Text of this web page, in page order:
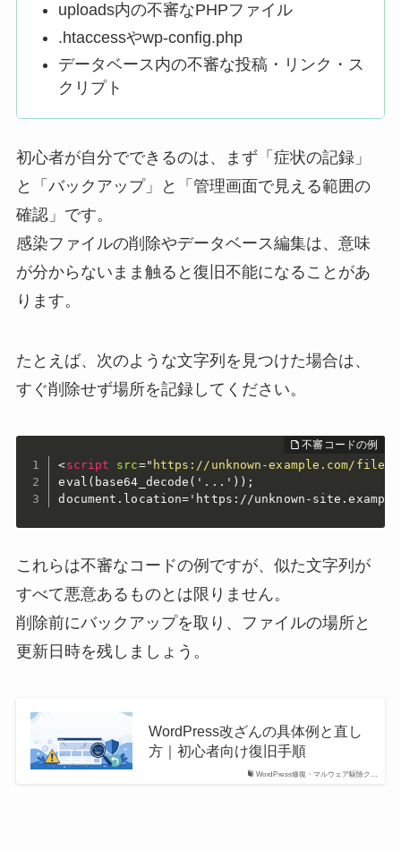
uploads内の不審なPHPファイル
.htaccessやwp-config.php
データベース内の不審な投稿・リンク・ス
クリプト
初心者が自分でできるのは、まず「症状の記録」
と「バックアップ」と「管理画面で見える範囲の
確認」です。
感染ファイルの削除やデータベース編集は、意味
が分からないまま触ると復旧不能になることがあ
ります。
たとえば、次のような文字列を見つけた場合は、
すぐ削除せず場所を記録してください。
<script src=" https://unknown-example.com/
eval(base64_decode('...'));
document.location='https://unknown-
これらは不審なコードの例ですが、似た文字列が
すべて悪意あるものとは限りません。
削除前にバックアップを取り、ファイルの場所と
更新日時を残しましょう。
WordPress修復・マルウェア駆除ク…
WordPress改ざんの具体例と直し
方｜初心者向け復旧手順